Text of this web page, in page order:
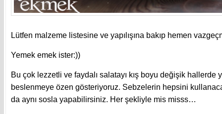
Lütfen malzeme listesine ve yapılışına bakıp hemen
Yemek emek ister:))
Bu çok lezzetli ve faydalı salatayı kış boyu değişik hallerde
beslenmeye özen gösteriyoruz. Sebzelerin hepsini
da aynı sosla yapabilirsiniz. Her şekliyle mis misss…